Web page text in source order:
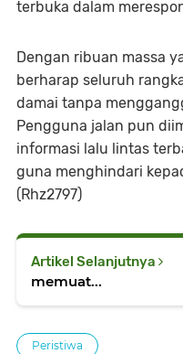
terbuka dalam
Dengan ribuan massa
berharap seluruh
damai tanpa
Pengguna jalan pun
informasi lalu lintas
guna menghindari
(Rhz2797)
Artikel Selanjutnya
memuat...
Peristiwa